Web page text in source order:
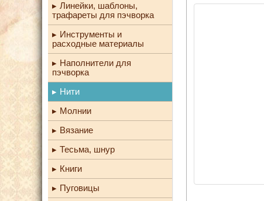
Линейки, шаблоны,
трафареты для пэчворка
Инструменты и
расходные материалы
Наполнители для
пэчворка
Нити
Молнии
Вязание
Тесьма, шнур
Книги
Пуговицы